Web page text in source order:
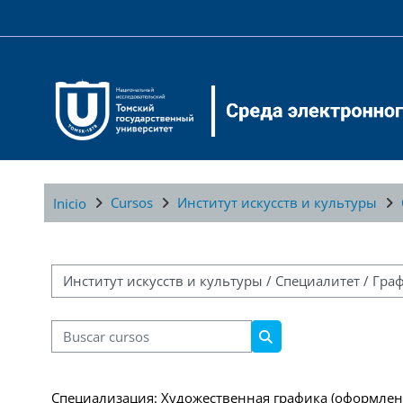
Inicio Cursos Институт искусств и культуры
Categorías
Buscar cursos
Buscar cursos
Специализация: Художественная графика